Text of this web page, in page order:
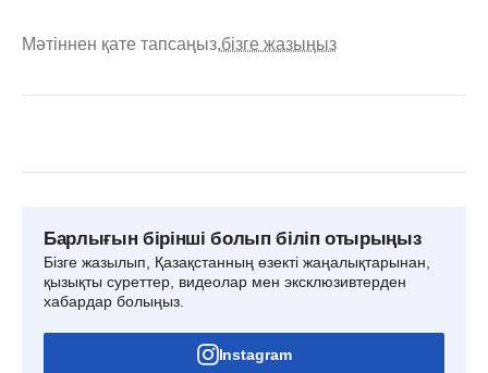
Мәтіннен қате тапсаңыз,бізге жазыңыз
Барлығын бірінші болып біліп отырыңыз
Бізге жазылып, Қазақстанның өзекті жаңалықтарынан,
қызықты суреттер, видеолар мен эксклюзивтерден
хабардар болыңыз.
Instagram